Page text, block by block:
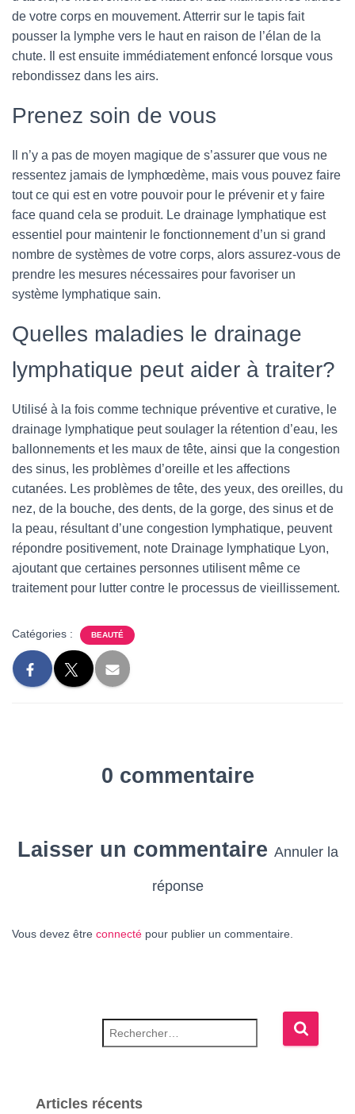
de votre corps en mouvement. Atterrir sur le tapis fait
pousser la lymphe vers le haut en raison de l’élan de la
chute. Il est ensuite immédiatement enfoncé lorsque vous
rebondissez dans les airs.
Prenez soin de vous
Il n’y a pas de moyen magique de s’assurer que vous ne
ressentez jamais de lymphœdème, mais vous pouvez faire
tout ce qui est en votre pouvoir pour le prévenir et y faire
face quand cela se produit. Le drainage lymphatique est
essentiel pour maintenir le fonctionnement d’un si grand
nombre de systèmes de votre corps, alors assurez-vous de
prendre les mesures nécessaires pour favoriser un
système lymphatique sain.
Quelles maladies le drainage
lymphatique peut aider à traiter?
Utilisé à la fois comme technique préventive et curative, le
drainage lymphatique peut soulager la rétention d’eau, les
ballonnements et les maux de tête, ainsi que la congestion
des sinus, les problèmes d’oreille et les affections
cutanées. Les problèmes de tête, des yeux, des oreilles, du
nez, de la bouche, des dents, de la gorge, des sinus et de
la peau, résultant d’une congestion lymphatique, peuvent
répondre positivement, note Drainage lymphatique Lyon,
ajoutant que certaines personnes utilisent même ce
traitement pour lutter contre le processus de vieillissement.
Catégories : BEAUTÉ
0 commentaire
Laisser un commentaire Annuler la
réponse
Vous devez être connecté pour publier un commentaire.
Articles récents